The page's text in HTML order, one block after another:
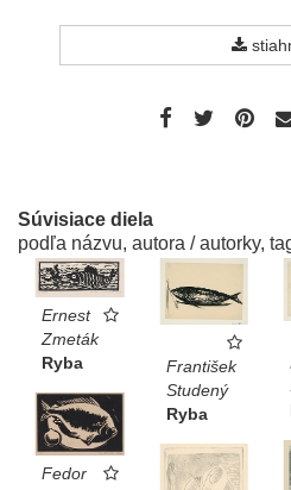
Súvisiace diela
podľa názvu, autora / autorky,
Ernest
Zmeták
Ryba
František
Studený
Ryba
Fedor